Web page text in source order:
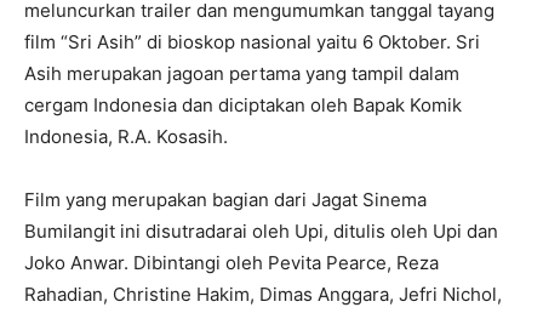
meluncurkan trailer dan mengumumkan tanggal tayang
film “Sri Asih” di bioskop nasional yaitu 6 Oktober. Sri
Asih merupakan jagoan pertama yang tampil dalam
cergam Indonesia dan diciptakan oleh Bapak Komik
Indonesia, R.A. Kosasih.
Film yang merupakan bagian dari Jagat Sinema
Bumilangit ini disutradarai oleh Upi, ditulis oleh Upi dan
Joko Anwar. Dibintangi oleh Pevita Pearce, Reza
Rahadian, Christine Hakim, Dimas Anggara, Jefri Nichol,